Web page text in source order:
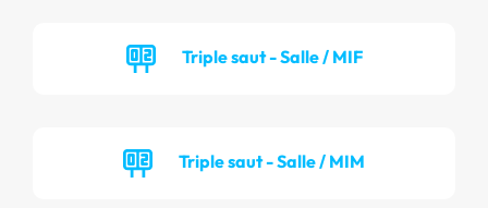
Triple saut - Salle / MIF
Triple saut - Salle / MIM